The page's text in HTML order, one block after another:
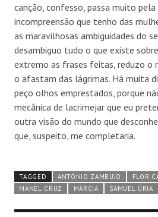
canção, confesso, passa muito
incompreensão que tenho das
as maravilhosas ambiguidades do
desambiguo tudo o que existe
extremo as frases feitas, reduzo o
o afastam das lágrimas. Há muita
peço olhos emprestados, porque
mecânica de lacrimejar que eu
outra visão do mundo que
que, suspeito, me completaria.
TAGGED ANTÓNIO ZAMBUJO FLOR
MANEL CRUZ
MÁRCIA SAMUEL ÚRIA